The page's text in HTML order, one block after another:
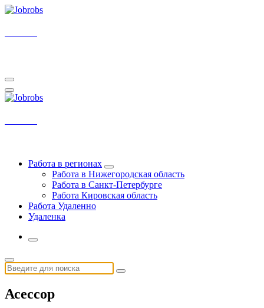
Перейти
Работа в регионах
Работа в Нижегородская область
Работа в Санкт-Петербурге
Работа Кировская область
Работа Удаленно
Удаленка
Искать:
Асессор